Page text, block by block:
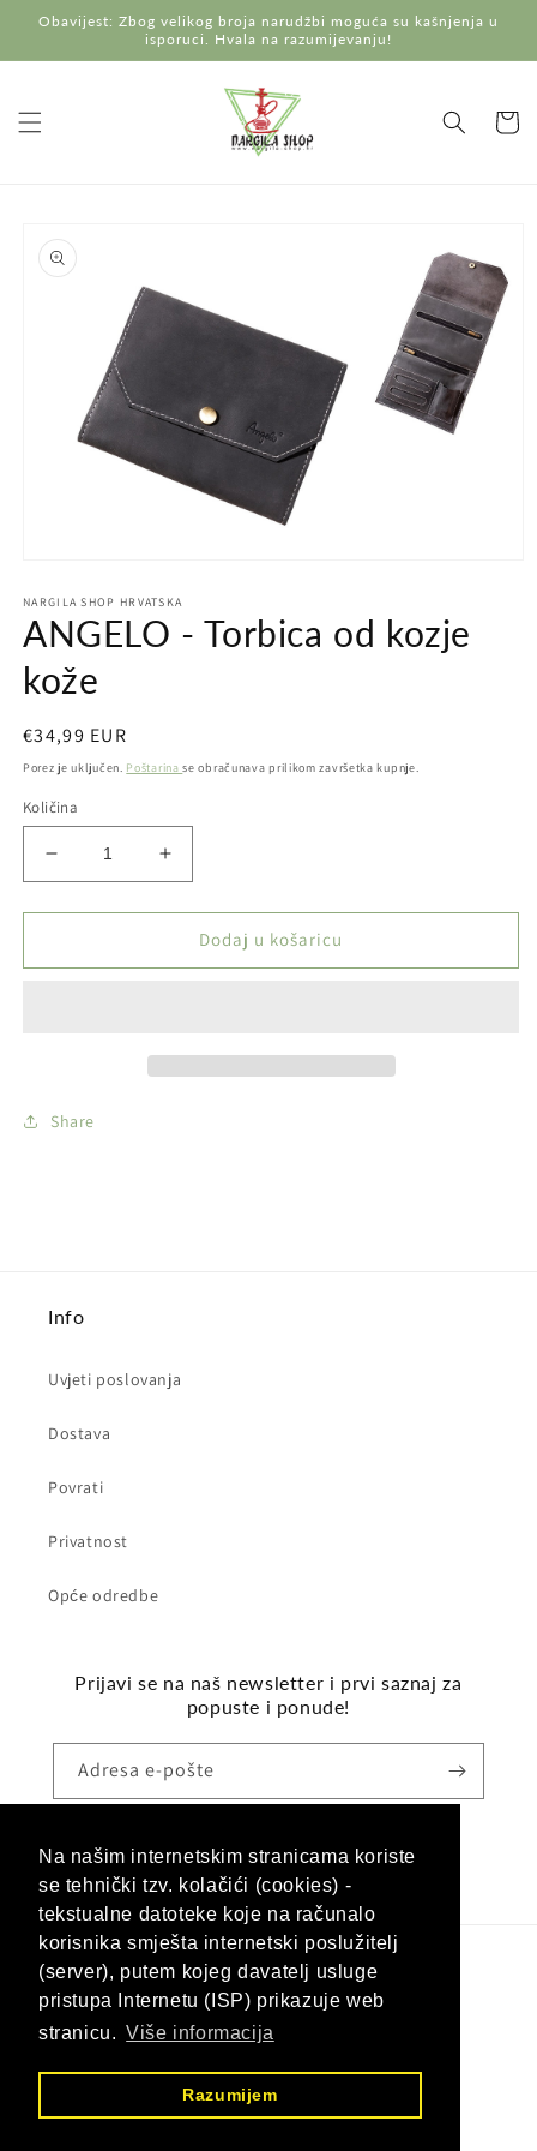
Na našim internetskim stranicama koriste
se tehnički tzv. kolačići (cookies) -
tekstualne datoteke koje na računalo
korisnika smješta internetski poslužitelj
(server), putem kojeg davatelj usluge
pristupa Internetu (ISP) prikazuje web
stranicu. Više informacija
Razumijem
na
Obavijest: Zbog velikog broja narudžbi moguća su kašnjenja u
isporuci. Hvala na razumijevanju!
proizvodu
1
dijaloškom
NARGILA SHOP HRVATSKA
ANGELO - Torbica od kozje
kože
Redovna
cijena
€34,99 EUR
Porez je uključen. Poštarinase obračunava prilikom završetka kupnje.
Količina
Smanji
količinu
proizvoda
-
Povećaj
količinu
proizvoda
ANGELO
-
Dodaj u košaricu
Share
Info
Uvjeti poslovanja
Dostava
Povrati
Privatnost
Opće odredbe
Prijavi se na naš newsletter i prvi saznaj za
popuste i ponude!
Adresa e-pošte
FacebookInstagram
Jezik
Hrvatski (hrvatska)
Načini
plaćanja